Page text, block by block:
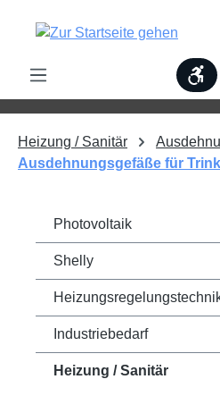
springen
Heizung / Sanitär
Ausdehnungsgefäße für
Photovoltaik
Shelly
Industriebedarf
Heizung / Sanitär